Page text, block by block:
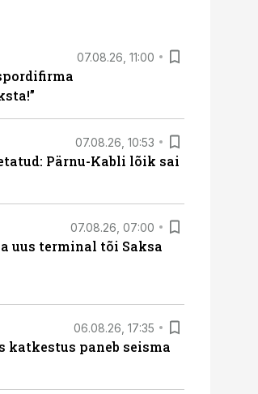
07.08.26, 11:00
07.08.26, 10:53
Pärnu-Kabli lõik sai
07.08.26, 07:00
uus terminal tõi Saksa
06.08.26, 17:35
katkestus paneb seisma